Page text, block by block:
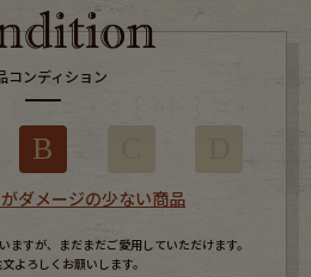
コンディション
B
ダメージの少ない商品
すが、まだまだご愛用していただけます。
よろしくお願いします。